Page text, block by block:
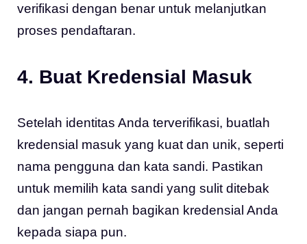
verifikasi dengan benar untuk melanjutkan
proses pendaftaran.
4. Buat Kredensial Masuk
Setelah identitas Anda terverifikasi, buatlah
kredensial masuk yang kuat dan unik, seperti
nama pengguna dan kata sandi. Pastikan
untuk memilih kata sandi yang sulit ditebak
dan jangan pernah bagikan kredensial Anda
kepada siapa pun.